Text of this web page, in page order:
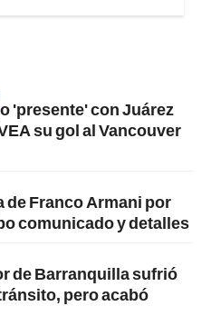
'presente' con Juárez
su gol al Vancouver
de Franco Armani por
comunicado y detalles
de Barranquilla sufrió
pero acabó